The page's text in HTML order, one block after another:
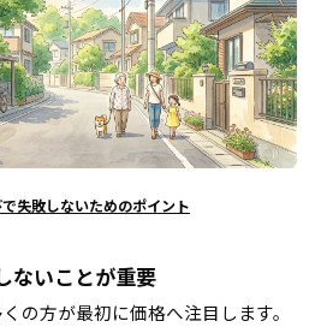
失敗しないためのポイント
ないことが重要
の方が最初に価格へ注目します。